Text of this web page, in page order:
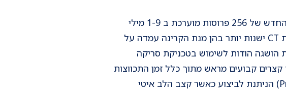
מנת הקרינה האפקטיבית במכשיר החדש של 256 פרוסות מוערכת ב 1-9 מילי
סיוורט בלבד (בהשוואה לטכנולוגיות CT ישנות יותר בהן מנת הקרינה עמדה על
הושגה הודות לשימוש בטכניקת סריקה
קבועים מראש מתוך כלל זמן התכווצות
והרפיית הלב (Prospective Gating) הניתנת לביצוע כאשר קצב הלב איטי